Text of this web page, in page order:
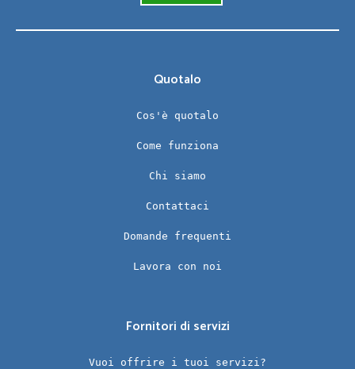
Quotalo
Cos'è quotalo
Come funziona
Chi siamo
Contattaci
Domande frequenti
Lavora con noi
Fornitori di servizi
Vuoi offrire i tuoi servizi?